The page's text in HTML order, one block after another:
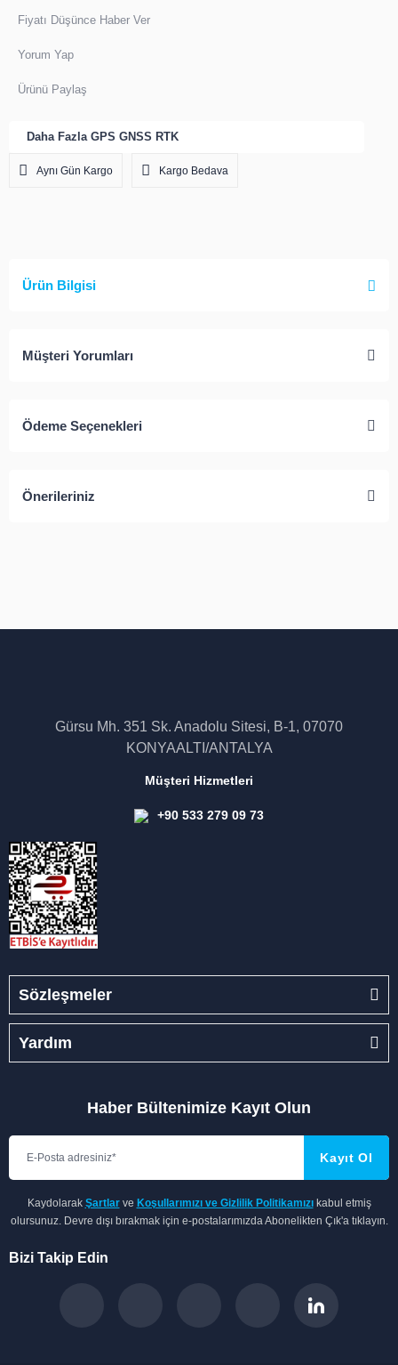
Fiyatı Düşünce Haber Ver
Yorum Yap
Ürünü Paylaş
Daha Fazla GPS GNSS RTK
Aynı Gün Kargo Kargo Bedava
Ürün Bilgisi
Müşteri Yorumları
Ödeme Seçenekleri
Önerileriniz
Gürsu Mh. 351 Sk. Anadolu Sitesi, B-1, 07070
KONYAALTI/ANTALYA
Müşteri Hizmetleri
+90 533 279 09 73
Sözleşmeler
Yardım
Haber Bültenimize Kayıt Olun
Kayıt Ol
Kaydolarak Şartlarve Koşullarımızı ve Gizlilik Politikamızıkabul etmiş
olursunuz. Devre dışı bırakmak için e-postalarımızda Abonelikten Çık'a tıklayın.
Bizi Takip Edin